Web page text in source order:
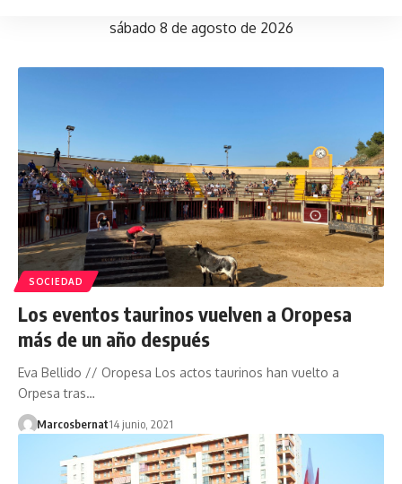
sábado 8 de agosto de 2026
SOCIEDAD
Los eventos taurinos vuelven a Oropesa
más de un año después
Eva Bellido // Oropesa Los actos taurinos han vuelto a
Orpesa tras…
Marcosbernat14 junio, 2021